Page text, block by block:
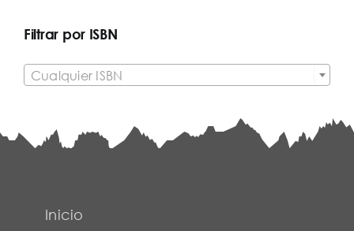
Filtrar por ISBN
Cualquier ISBN
Inicio